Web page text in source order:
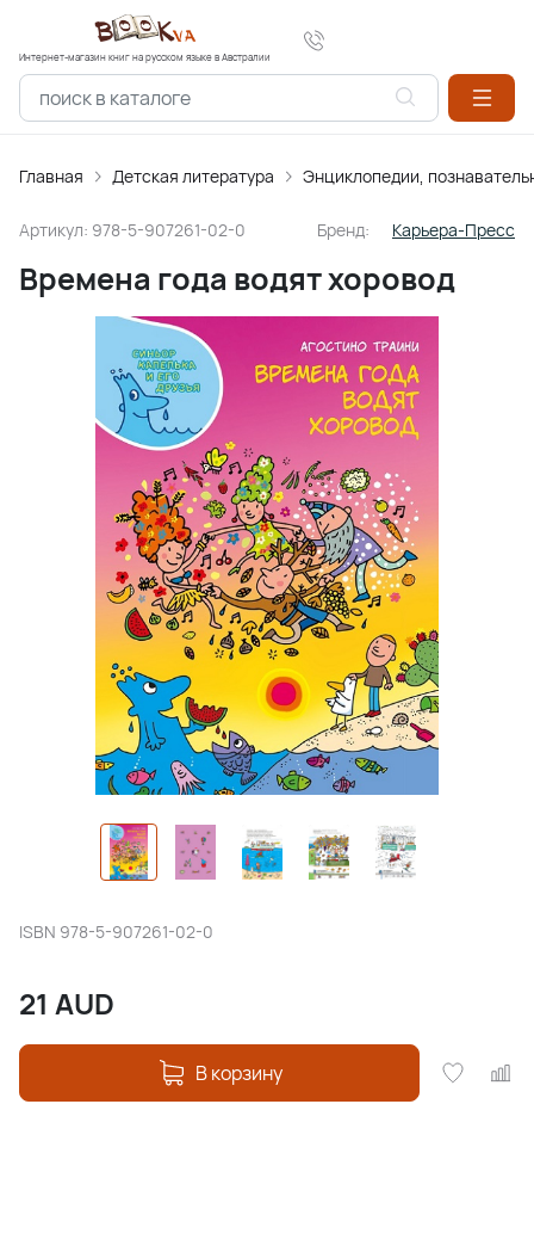
Интернет-магазин книг на русском языке в Австралии
Главная Детская литература Энциклопедии,
Артикул: 978-5-907261-02-0 Бренд: Карьера-Пресс
Времена года водят хоровод
ISBN 978-5-907261-02-0
21 AUD
В корзину